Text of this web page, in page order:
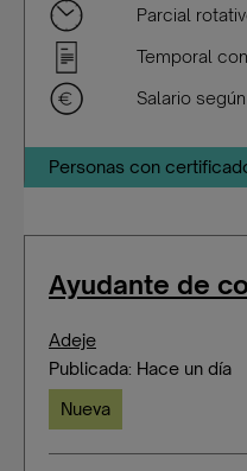
Parcial
Salario
Personas con
Ayudante de
Adeje
Publicada: Hace un día
Nueva